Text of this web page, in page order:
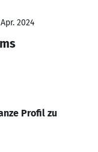
2024
Profil zu